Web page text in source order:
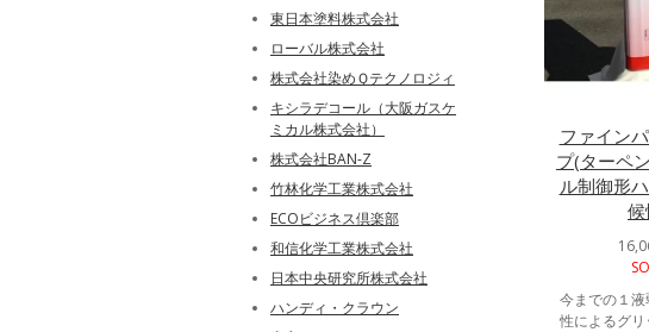
ファイン
プ(ターペ
ル制御形
今までの１
性によるグ
東日本塗料株式会社
ローバル株式会社
株式会社染めＱテクノロジィ
キシラデコール（大阪ガスケ
ミカル株式会社）
株式会社BAN-Z
竹林化学工業株式会社
ECOビジネス倶楽部
和信化学工業株式会社
日本中央研究所株式会社
ハンディ・クラウン